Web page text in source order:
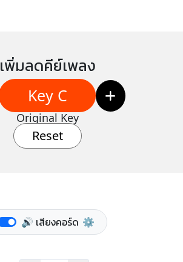
เพิ่มลดคีย์เพลง
Key C
Original Key
Reset
🔊 เสียงคอร์ด ⚙️